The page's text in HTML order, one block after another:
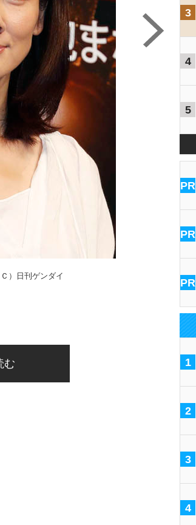
）日刊ゲンダイ
む
3
4
5
PR
PR
PR
1
2
3
4